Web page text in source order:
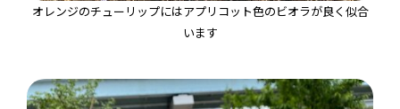
オレンジのチューリップにはアプリコット色のビオラが良く似合
います